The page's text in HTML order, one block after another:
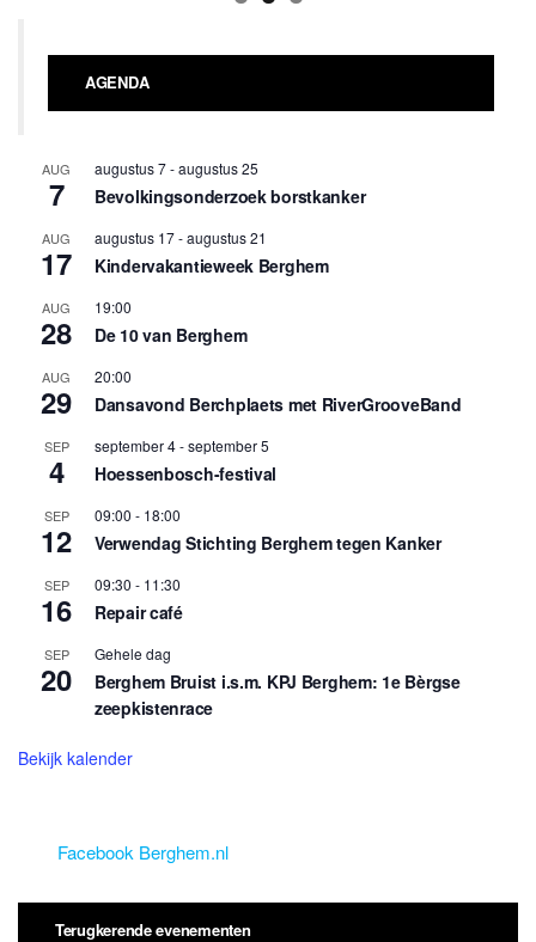
AGENDA
AUG
7
augustus 7-augustus 25
Bevolkingsonderzoek borstkanker
AUG
17
augustus 17-augustus 21
Kindervakantieweek Berghem
AUG
28
19:00
De 10 van Berghem
AUG
29
20:00
Dansavond Berchplaets met RiverGrooveBand
SEP
4
september 4-september 5
Hoessenbosch-festival
SEP
12
09:00 - 18:00
Verwendag Stichting Berghem tegen Kanker
SEP
16
09:30 - 11:30
Repair café
SEP
20
Gehele dag
Berghem Bruist i.s.m. KPJ Berghem: 1e Bèrgse
zeepkistenrace
Bekijk kalender
Facebook Berghem.nl
Terugkerende evenementen